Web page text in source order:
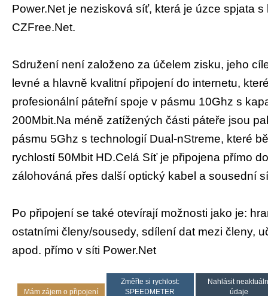
Power.Net je nezisková síť, která je úzce spjata
CZFree.Net.
Sdružení není založeno za účelem zisku, jeho
levné a hlavně kvalitní připojení do internetu,
profesionální páteřní spoje v pásmu 10Ghz s
200Mbit.Na méně zatížených části páteře jsou
pásmu 5Ghz s technologií Dual-nStreme, které
rychlostí 50Mbit HD.Celá Síť je připojena přímo
zálohováná přes další optický kabel a sousední
Po připojení se také otevírají možnosti jako je:
ostatními členy/sousedy, sdílení dat mezi členy,
apod. přímo v síti Power.Net
Mám zájem o připojení
Změřte si rychlost:
SPEEDMETER
Nahlásit
údaje